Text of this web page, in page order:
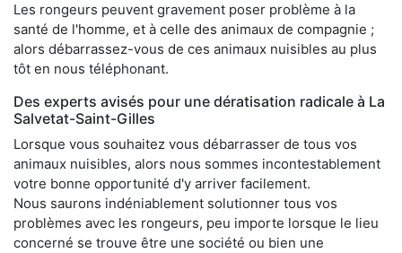
Les rongeurs peuvent gravement poser problème à la
santé de l'homme, et à celle des animaux de compagnie ;
alors débarrassez-vous de ces animaux nuisibles au plus
tôt en nous téléphonant.
Des experts avisés pour une dératisation radicale à La
Salvetat-Saint-Gilles
Lorsque vous souhaitez vous débarrasser de tous vos
animaux nuisibles, alors nous sommes incontestablement
votre bonne opportunité d'y arriver facilement.
Nous saurons indéniablement solutionner tous vos
problèmes avec les rongeurs, peu importe lorsque le lieu
concerné se trouve être une société ou bien une